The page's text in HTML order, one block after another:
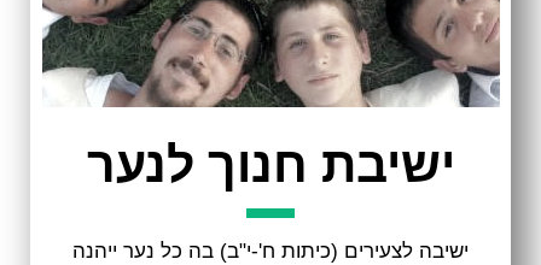
ישיבת חנוך לנער
ישיבה לצעירים (כיתות ח'-י"ב) בה כל נער ייהנה